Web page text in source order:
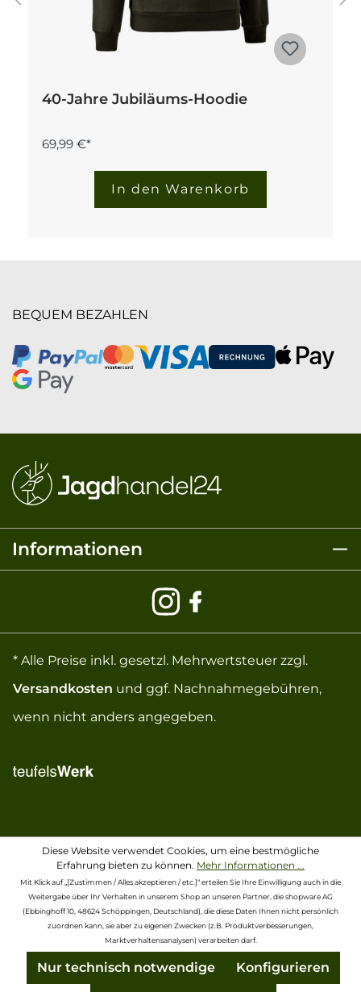
40-Jahre Jubiläums-Hoodie
69,99 €*
In den Warenkorb
BEQUEM BEZAHLEN
Informationen
* Alle Preise inkl. gesetzl. Mehrwertsteuer zzgl.
Versandkosten und ggf. Nachnahmegebühren,
wenn nicht anders angegeben.
Diese Website verwendet Cookies, um eine bestmögliche
Erfahrung bieten zu können. Mehr Informationen ...
Mit Klick auf „[Zustimmen / Alles akzeptieren / etc.]“ erteilen Sie Ihre Einwilligung auch in die
Weitergabe über Ihr Verhalten in unserem Shop an unseren Partner, die shopware AG
(Ebbinghoff 10, 48624 Schöppingen, Deutschland), die diese Daten Ihnen nicht persönlich
zuordnen kann, sie aber zu eigenen Zwecken (z.B. Produktverbesserungen,
Marktverhaltensanalysen) verarbeiten darf.
Nur technisch notwendige Konfigurieren